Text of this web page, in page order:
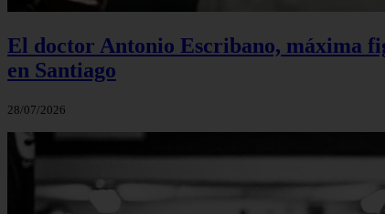
El doctor Antonio Escribano, máxima
en Santiago
28/07/2026